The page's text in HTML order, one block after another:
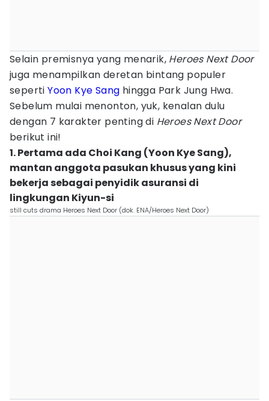
Selain premisnya yang menarik, Heroes Next Door
juga menampilkan deretan bintang populer
sepertiYoon Kye Sang hingga Park Jung Hwa.
Sebelum mulai menonton, yuk, kenalan dulu
dengan 7 karakter penting di Heroes Next Door
berikut ini!
1. Pertama ada Choi Kang (Yoon Kye Sang),
mantan anggota pasukan khusus yang kini
bekerja sebagai penyidik asuransi di
lingkungan Kiyun-si
still cuts drama Heroes Next Door (dok. ENA/Heroes Next Door)